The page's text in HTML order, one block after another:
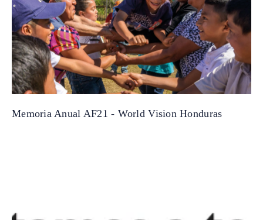
Memoria Anual AF21 - World Vision Honduras